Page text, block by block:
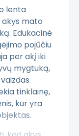
lenta
akys mato
Edukacinė
pojūčiu
per akį iki
mygtuką,
tinklainę,
kur yra